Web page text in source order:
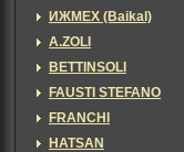
ИЖМЕХ (Baikal)
A.ZOLI
BETTINSOLI
FAUSTI STEFANO
FRANCHI
HATSAN